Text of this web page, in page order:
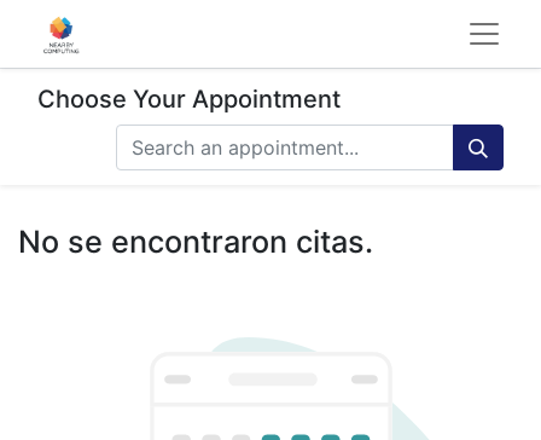
Choose Your Appointment
No se encontraron citas.